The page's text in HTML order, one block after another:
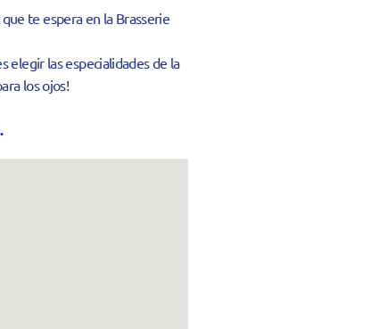
te espera en la Brasserie
elegir las especialidades de la
los ojos!